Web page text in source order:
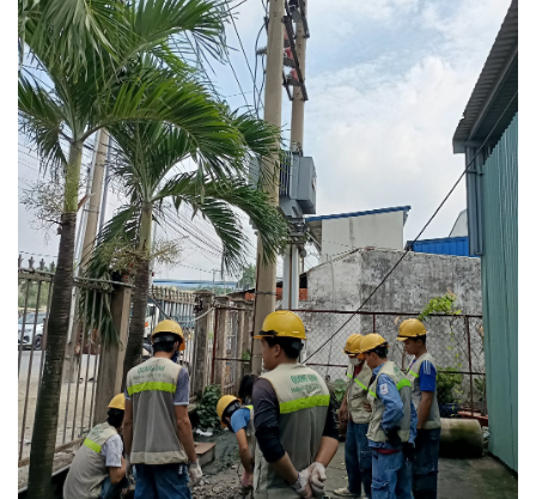
dạng biến áp được sử dụng đế truyền tải và phân
phối công suất trong hệ thống điện của nhà máy, xí
nghiệp, tòa nhà lớn phổ biến nhất hiện nay, vì
những lợi thế của nó.
Tùy theo công suất và vị trí đặt trạm, quy định của
điện lực địa phương, mà trạm biến áp đặt nền có hai
loại sau:
Trạm đặt nền kiểu ngoài trời
Trạm biến áp gồm 1 máy biến áp 3 pha cấp điện
áp 15 22 kV /0,4 kV, đặt trên nền bê tông đã được
bắt cố định trên nền.
Trạm đặt nền kiểu ngoài trời thường được dùng
cho những địa điểm sử dụng công suất điện lớn,
và có diện tích sử dụng rộng rãi để đặt trạm biến